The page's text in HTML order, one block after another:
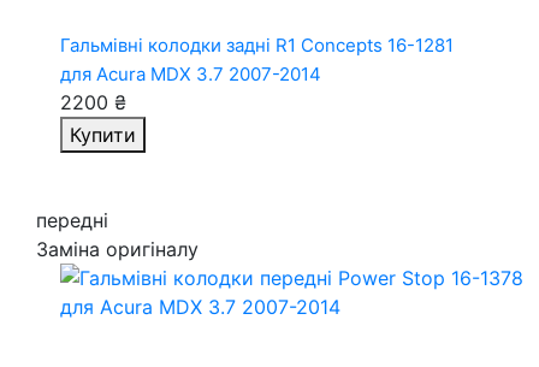
Гальмівні колодки задні R1 Concepts 16-1281
для Acura MDX 3.7 2007-2014
2200 ₴
Купити
передні
Заміна оригіналу